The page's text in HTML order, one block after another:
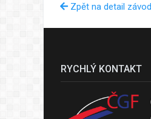
Zpět na detail
RYCHLÝ KONTAKT